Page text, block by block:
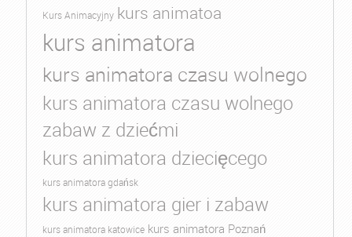
Kurs Animacyjny kurs animatoa
kurs animatora
kurs animatora czasu wolnego
kurs animatora czasu wolnego
zabaw z dziećmi
kurs animatora dziecięcego
kurs animatora gdańsk
kurs animatora gier i zabaw
kurs animatora katowice kurs animatora Poznań